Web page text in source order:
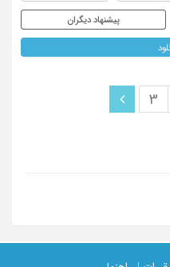
پیشنهاد دیگران
3